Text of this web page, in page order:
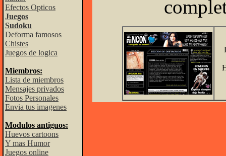
Efectos Opticos
Juegos
Sudoku
Deforma famosos
Chistes
Juegos de logica
Miembros:
Lista de miembros
Mensajes privados
Fotos Personales
Envia tus imagenes
Modulos antiguos:
Huevos cartoons
Y mas Humor
Juegos online